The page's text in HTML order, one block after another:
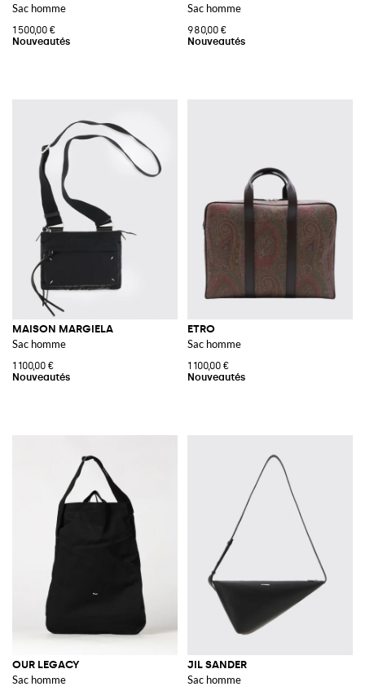
Sac homme
1 500,00 €
Sac homme
980,00 €
MAISON MARGIELA
Sac homme
1 100,00 €
ETRO
Sac homme
1 100,00 €
OUR LEGACY
Sac homme
JIL SANDER
Sac homme